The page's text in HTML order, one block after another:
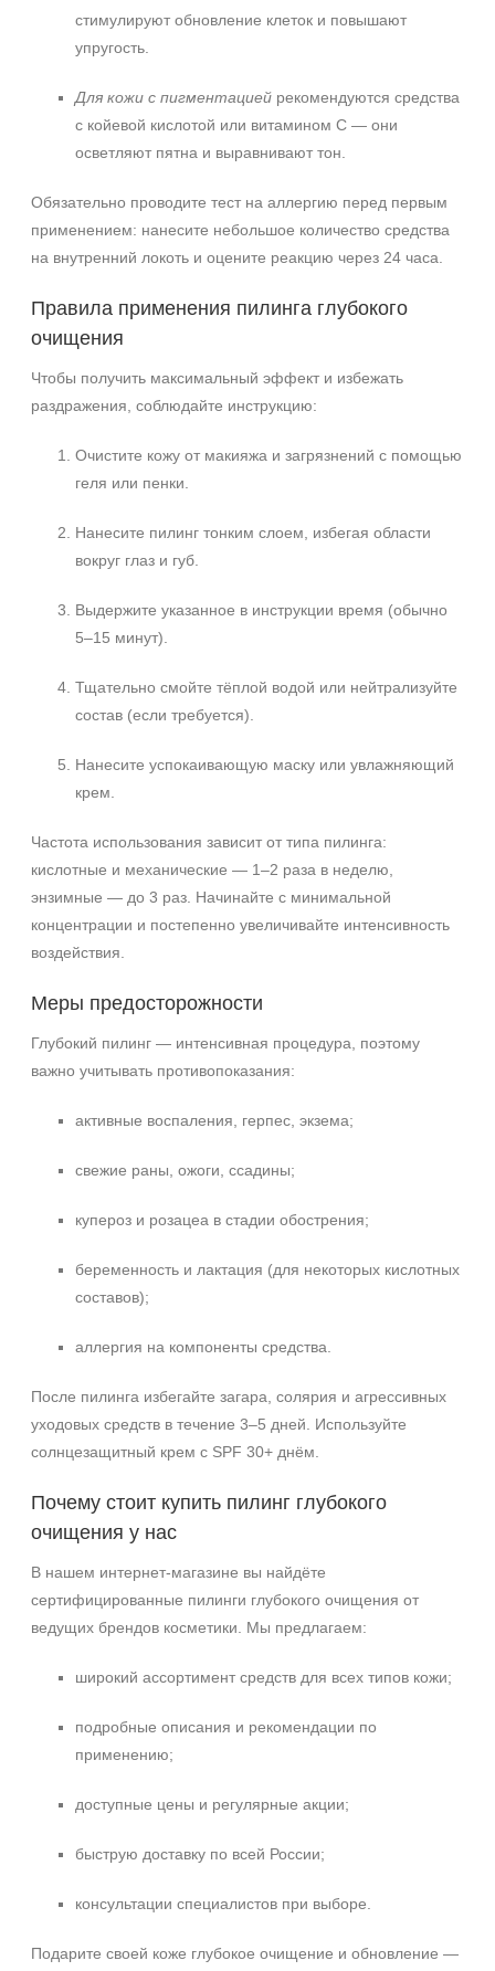
стимулируют обновление клеток и повышают
упругость.
Для кожи с пигментацией рекомендуются средства
с койевой кислотой или витамином С — они
осветляют пятна и выравнивают тон.
Обязательно проводите тест на аллергию перед первым
применением: нанесите небольшое количество средства
на внутренний локоть и оцените реакцию через 24 часа.
Правила применения пилинга глубокого
очищения
Чтобы получить максимальный эффект и избежать
раздражения, соблюдайте инструкцию:
Очистите кожу от макияжа и загрязнений с помощью
геля или пенки.
Нанесите пилинг тонким слоем, избегая области
вокруг глаз и губ.
Выдержите указанное в инструкции время (обычно
5–15 минут).
Тщательно смойте тёплой водой или нейтрализуйте
состав (если требуется).
Нанесите успокаивающую маску или увлажняющий
крем.
Частота использования зависит от типа пилинга:
кислотные и механические — 1–2 раза в неделю,
энзимные — до 3 раз. Начинайте с минимальной
концентрации и постепенно увеличивайте интенсивность
воздействия.
Меры предосторожности
Глубокий пилинг — интенсивная процедура, поэтому
важно учитывать противопоказания:
активные воспаления, герпес, экзема;
свежие раны, ожоги, ссадины;
купероз и розацеа в стадии обострения;
беременность и лактация (для некоторых кислотных
составов);
аллергия на компоненты средства.
После пилинга избегайте загара, солярия и агрессивных
уходовых средств в течение 3–5 дней. Используйте
солнцезащитный крем с SPF 30+ днём.
Почему стоит купить пилинг глубокого
очищения у нас
В нашем интернет‑магазине вы найдёте
сертифицированные пилинги глубокого очищения от
ведущих брендов косметики. Мы предлагаем:
широкий ассортимент средств для всех типов кожи;
подробные описания и рекомендации по
применению;
доступные цены и регулярные акции;
быструю доставку по всей России;
консультации специалистов при выборе.
Подарите своей коже глубокое очищение и обновление —